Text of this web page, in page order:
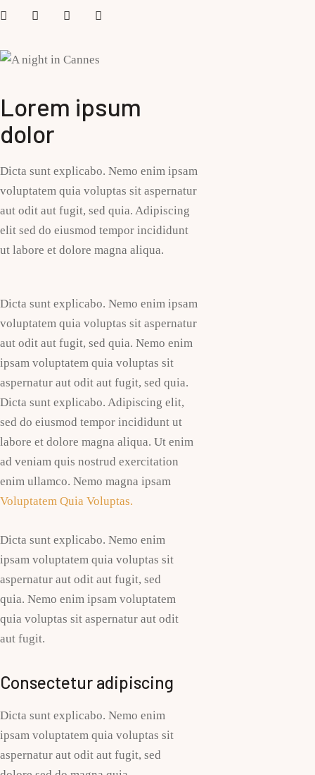
Lorem ipsum
dolor
Dicta sunt explicabo. Nemo enim ipsam
voluptatem quia voluptas sit aspernatur
aut odit aut fugit, sed quia. Adipiscing
elit sed do eiusmod tempor incididunt
ut labore et dolore magna aliqua.
Dicta sunt explicabo. Nemo enim ipsam
voluptatem quia voluptas sit aspernatur
aut odit aut fugit, sed quia. Nemo enim
ipsam voluptatem quia voluptas sit
aspernatur aut odit aut fugit, sed quia.
Dicta sunt explicabo. Adipiscing elit,
sed do eiusmod tempor incididunt ut
labore et dolore magna aliqua. Ut enim
ad veniam quis nostrud exercitation
enim ullamco. Nemo magna ipsam
Voluptatem Quia Voluptas.
Dicta sunt explicabo. Nemo enim
ipsam voluptatem quia voluptas sit
aspernatur aut odit aut fugit, sed
quia. Nemo enim ipsam voluptatem
quia voluptas sit aspernatur aut odit
aut fugit.
Consectetur adipiscing
Dicta sunt explicabo. Nemo enim
ipsam voluptatem quia voluptas sit
aspernatur aut odit aut fugit, sed